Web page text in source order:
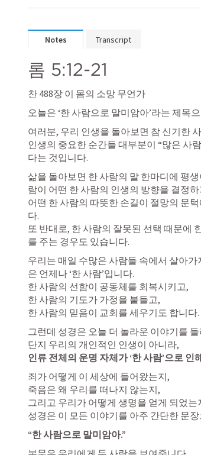
Notes Transcript
롬 5:12-21
찬 488장 이 몸의 소망 무언가
오늘은 ‘한 사람으로 말미암아’라는 제목
여러분, 우리 인생을 돌아보면 참 신기한
인생의 중요한 순간들 대부분이 “많은 사
다는 것입니다.
삶을 돌아보면 한 사람의 말 한마디에 평
람이 어떤 한 사람의 인생의 방향을 결정
어떤 한 사람의 따뜻한 손길이 절망의 문
다.
또 반대로, 한 사람의 잘못된 선택 때문에
를 주는 경우도 있습니다.
우리는 매일 수많은 사람들 속에서 살아
은 언제나 ‘한 사람’입니다.
한 사람의 선함이 공동체를 회복시키고,
한 사람의 기도가 가정을 붙들고,
한 사람의 믿음이 교회를 세우기도 합니다.
그런데 성경은 오늘 더 놀라운 이야기를
인류 전체의 운명 자체가 ‘한 사람’으로
죄가 어떻게 이 세상에 들어왔는지,
죽음은 왜 우리를 떠나지 않는지,
그리고 우리가 어떻게 생명을 얻게 되었
성경은 이 모든 이야기를 아주 간단한 문
“한 사람으로 말미암아.”